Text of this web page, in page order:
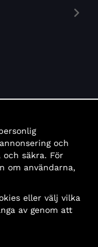
och
säkra. För
om användarna,
eller välj vilka
av genom att